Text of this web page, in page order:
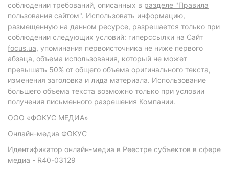
соблюдении требований, описанных в разделе "Правила
пользования сайтом". Использовать информацию,
размещенную на данном ресурсе, разрешается только при
соблюдении следующих условий: гиперссылки на Сайт
focus.ua, упоминания первоисточника не ниже первого
абзаца, объема использования, который не может
превышать 50% от общего объема оригинального текста,
изменения заголовка и лида материала. Использование
большего объема текста возможно только при условии
получения письменного разрешения Компании.
ООО «ФОКУС МЕДИА»
Онлайн-медиа ФОКУС
Идентификатор онлайн-медиа в Реестре субъектов в сфере
медиа - R40-03129